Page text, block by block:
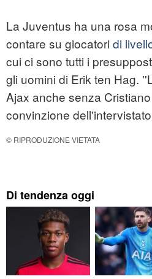
La Juventus ha una rosa
contare su giocatori di
cui ci sono tutti i
gli uomini di Erik ten Hag.
Ajax anche senza
convinzione
© RIPRODUZIONE VIETATA
Di tendenza oggi